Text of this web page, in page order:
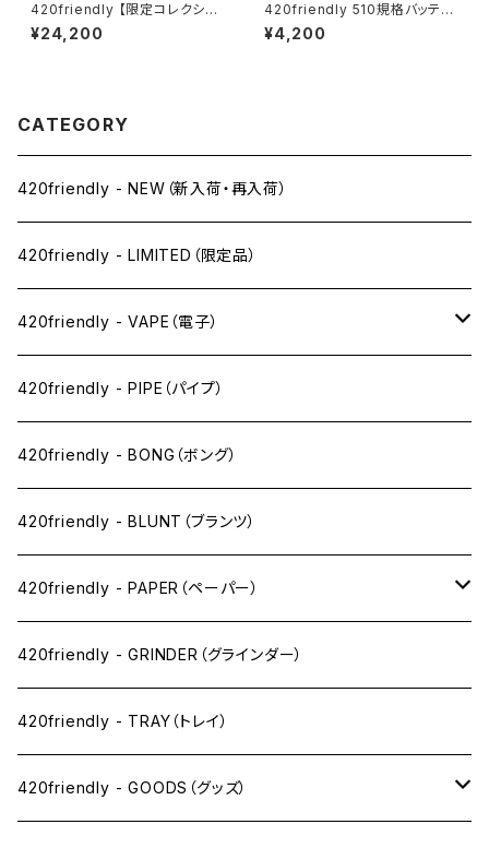
420friendly 【限定コレクショ
ン】EG Glass - Double Perc
Straight Glass Bong / ガラス
¥24,200
420friendly 510規格バッテリ
ー Yocan ZIVA PRO|タッチ式
OLED搭載 ステルスバッテリー
¥4,200
CATEGORY
420friendly - NEW（新入荷・再入荷）
420friendly - LIMITED（限定品）
420friendly - VAPE（電子）
ペン下
ニコパフ系
ドライ系
ワックス系
420friendly - PIPE（パイプ）
420friendly - BONG（ボング）
420friendly - BLUNT（ブランツ）
420friendly - PAPER（ペーパー）
SW(シングルワイド）サイズ
1 1/4サイズ
キングサイズスリム
420friendly - GRINDER（グラインダー）
420friendly - TRAY（トレイ）
420friendly - GOODS（グッズ）